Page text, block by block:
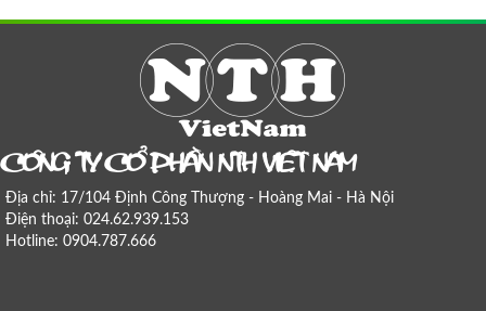
COÂNG TY COÅ PHAÀN NTH VIEÄT NAM
Địa chỉ: 17/104 Định Công Thượng - Hoàng Mai - Hà Nội
Điện thoại: 024.62.939.153
Hotline: 0904.787.666